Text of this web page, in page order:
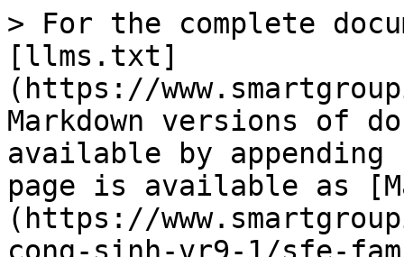
> For the complete
[llms.txt]
(https://
Markdown versions of
available by
page is available as
(https://